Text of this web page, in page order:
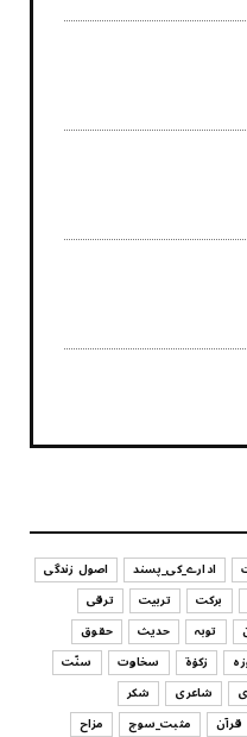
منظم کر رہے ہیں
ادارے_کی_پسند
اصول زندگی
برکت تربیت
ترقی
توبہ حدیث
حقوق
زکوٰۃ سخاوت
سنّت
شاعری
شکر
قرآن مثبت_سوچ
مزاح